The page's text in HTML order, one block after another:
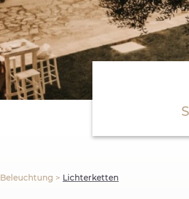
Beleuchtung > Lichterketten